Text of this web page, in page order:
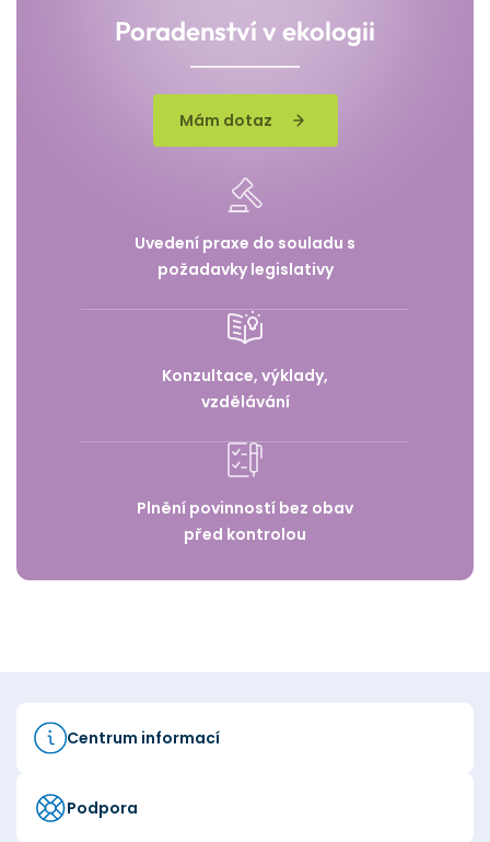
Poradenství v ekologii
Mám dotaz
Uvedení praxe do souladu s
požadavky legislativy
Konzultace, výklady,
vzdělávání
Plnění povinností bez obav
před kontrolou
Centrum informací
Podpora